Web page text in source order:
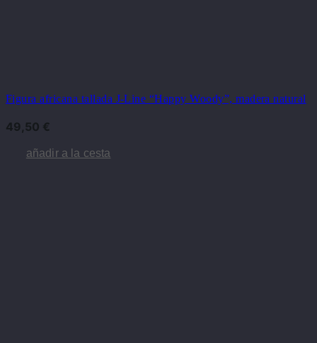
Figura africana tallada J-Line “Happy Woody”, madera natural
49,50 €
añadir a la cesta